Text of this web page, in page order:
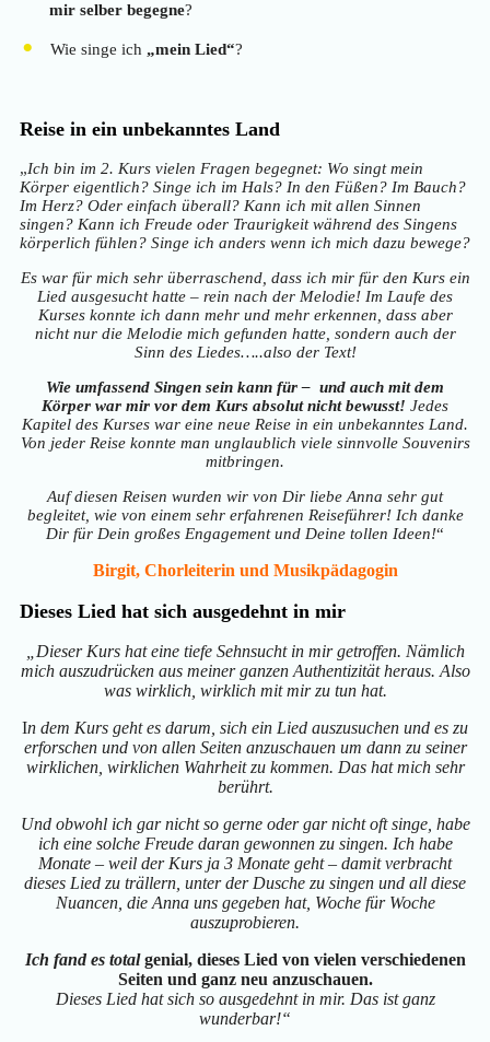
mir selber begegne?
Wie singe ich „mein Lied“?
Reise in ein unbekanntes Land
„Ich bin im 2. Kurs vielen Fragen begegnet: Wo singt mein
Körper eigentlich? Singe ich im Hals? In den Füßen? Im Bauch?
Im Herz? Oder einfach überall? Kann ich mit allen Sinnen
singen? Kann ich Freude oder Traurigkeit während des Singens
körperlich fühlen? Singe ich anders wenn ich mich dazu bewege?
Es war für mich sehr überraschend, dass ich mir für den Kurs ein
Lied ausgesucht hatte – rein nach der Melodie! Im Laufe des
Kurses konnte ich dann mehr und mehr erkennen, dass aber
nicht nur die Melodie mich gefunden hatte, sondern auch der
Sinn des Liedes…..also der Text!
Wie umfassend Singen sein kann für – und auch mit dem
Körper war mir vor dem Kurs absolut nicht bewusst! Jedes
Kapitel des Kurses war eine neue Reise in ein unbekanntes Land.
Von jeder Reise konnte man unglaublich viele sinnvolle Souvenirs
mitbringen.
Auf diesen Reisen wurden wir von Dir liebe Anna sehr gut
begleitet, wie von einem sehr erfahrenen Reiseführer! Ich danke
Dir für Dein großes Engagement und Deine tollen Ideen!“
Birgit, Chorleiterin und Musikpädagogin
Dieses Lied hat sich ausgedehnt in mir
„Dieser Kurs hat eine tiefe Sehnsucht in mir getroffen. Nämlich
mich auszudrücken aus meiner ganzen Authentizität heraus. Also
was wirklich, wirklich mit mir zu tun hat.
In dem Kurs geht es darum, sich ein Lied auszusuchen und es zu
erforschen und von allen Seiten anzuschauen um dann zu seiner
wirklichen, wirklichen Wahrheit zu kommen. Das hat mich sehr
berührt.
Und obwohl ich gar nicht so gerne oder gar nicht oft singe, habe
ich eine solche Freude daran gewonnen zu singen. Ich habe
Monate – weil der Kurs ja 3 Monate geht – damit verbracht
dieses Lied zu trällern, unter der Dusche zu singen und all diese
Nuancen, die Anna uns gegeben hat, Woche für Woche
auszuprobieren.
Ich fand es totalgenial, dieses Lied von vielen verschiedenen
Seiten und ganz neu anzuschauen.
Dieses Lied hat sich so ausgedehnt in mir. Das ist ganz
wunderbar!“